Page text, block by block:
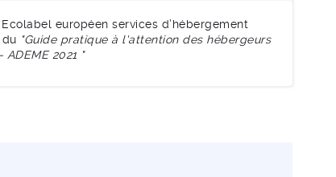
européen services d’hébergement
"Guide pratique à l'attention des hébergeurs
2021 "